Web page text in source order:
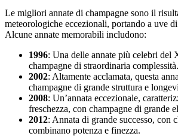
Le migliori annate di champagne sono il
meteorologiche eccezionali, portando a uve
Alcune annate memorabili includono:
1996: Una delle annate più celebri del
champagne di straordinaria complessità.
2002: Altamente acclamata, questa
champagne di grande struttura e
2008: Un’annata eccezionale,
freschezza, con champagne di grande
2012: Annata di grande successo, con
combinano potenza e finezza.